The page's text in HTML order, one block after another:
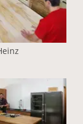
Version